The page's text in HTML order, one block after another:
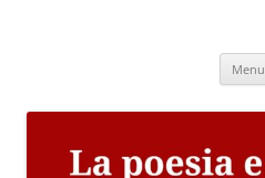
Menu